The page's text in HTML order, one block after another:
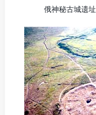
俄神秘古城遗